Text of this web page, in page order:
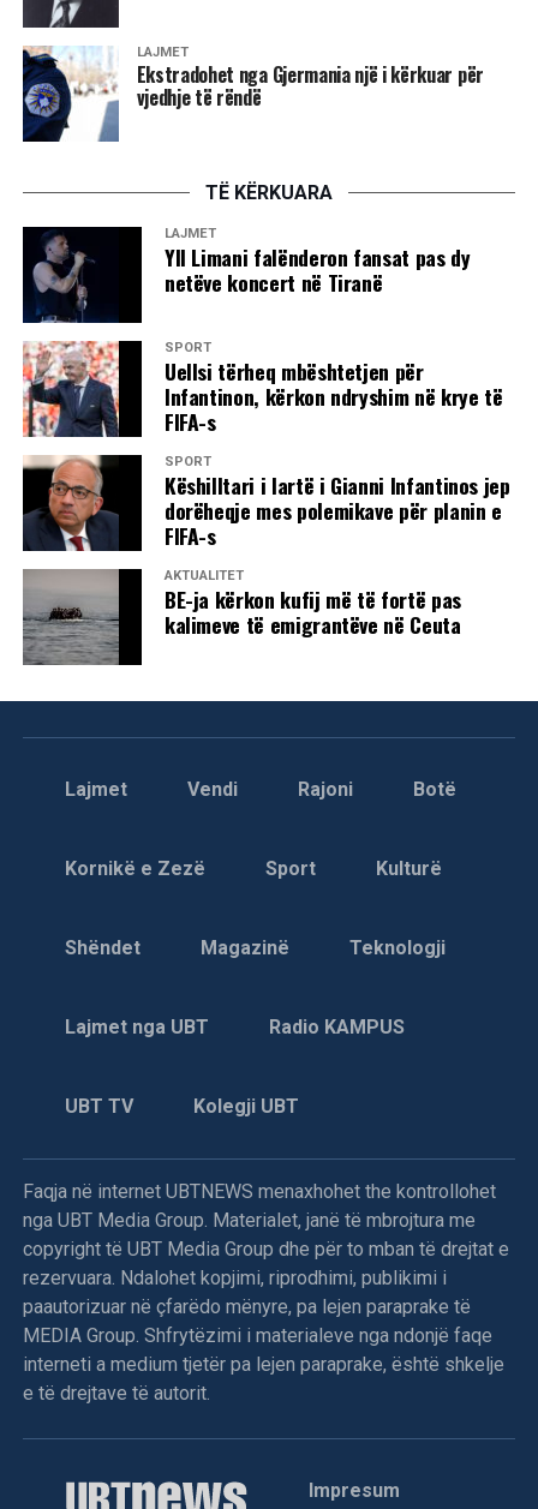
LAJMET
Ekstradohet nga Gjermania një i kërkuar për
vjedhje të rëndë
TË KËRKUARA
LAJMET
Yll Limani falënderon fansat pas dy
netëve koncert në Tiranë
SPORT
Uellsi tërheq mbështetjen për
Infantinon, kërkon ndryshim në krye të
FIFA-s
SPORT
Këshilltari i lartë i Gianni Infantinos jep
dorëheqje mes polemikave për planin e
FIFA-s
AKTUALITET
BE-ja kërkon kufij më të fortë pas
kalimeve të emigrantëve në Ceuta
Lajmet Vendi Rajoni Botë
Kornikë e Zezë Sport Kulturë
Shëndet Magazinë Teknologji
Lajmet nga UBT Radio KAMPUS
UBT TV Kolegji UBT
Faqja në internet UBTNEWS menaxhohet the kontrollohet
nga UBT Media Group. Materialet, janë të mbrojtura me
copyright të UBT Media Group dhe për to mban të drejtat e
rezervuara. Ndalohet kopjimi, riprodhimi, publikimi i
paautorizuar në çfarëdo mënyre, pa lejen paraprake të
MEDIA Group. Shfrytëzimi i materialeve nga ndonjë faqe
interneti a medium tjetër pa lejen paraprake, është shkelje
e të drejtave të autorit.
Impresum